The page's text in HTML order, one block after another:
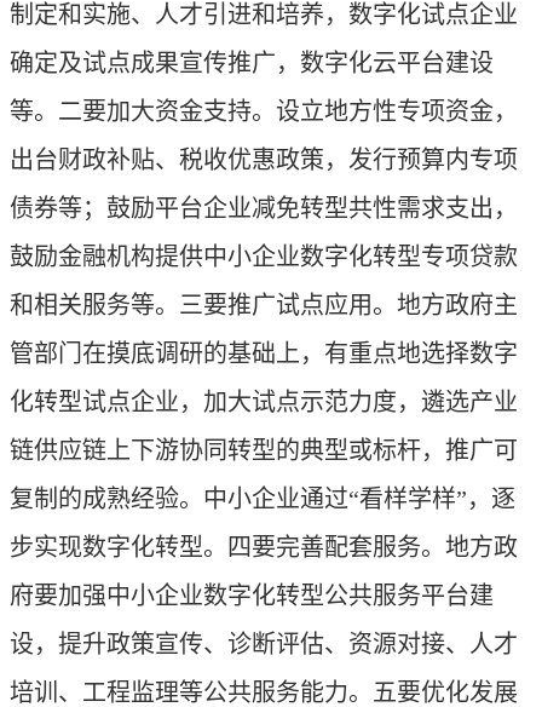
制定和实施、人才引进和培养，数字化试点企业
确定及试点成果宣传推广，数字化云平台建设
等。二要加大资金支持。设立地方性专项资金，
出台财政补贴、税收优惠政策，发行预算内专项
债券等；鼓励平台企业减免转型共性需求支出，
鼓励金融机构提供中小企业数字化转型专项贷款
和相关服务等。三要推广试点应用。地方政府主
管部门在摸底调研的基础上，有重点地选择数字
化转型试点企业，加大试点示范力度，遴选产业
链供应链上下游协同转型的典型或标杆，推广可
复制的成熟经验。中小企业通过“看样学样”，逐
步实现数字化转型。四要完善配套服务。地方政
府要加强中小企业数字化转型公共服务平台建
设，提升政策宣传、诊断评估、资源对接、人才
培训、工程监理等公共服务能力。五要优化发展